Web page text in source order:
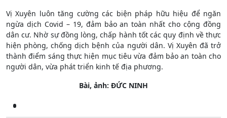
Vị Xuyên luôn tăng cường các biện pháp hữu hiệu để ngăn
ngừa dịch Covid – 19, đảm bảo an toàn nhất cho cộng đồng
dân cư. Nhờ sự đồng lòng, chấp hành tốt các quy định về thực
hiện phòng, chống dịch bệnh của người dân. Vị Xuyên đã trở
thành điểm sáng thực hiện mục tiêu vừa đảm bảo an toàn cho
người dân, vừa phát triển kinh tế địa phương.
Bài, ảnh: ĐỨC NINH